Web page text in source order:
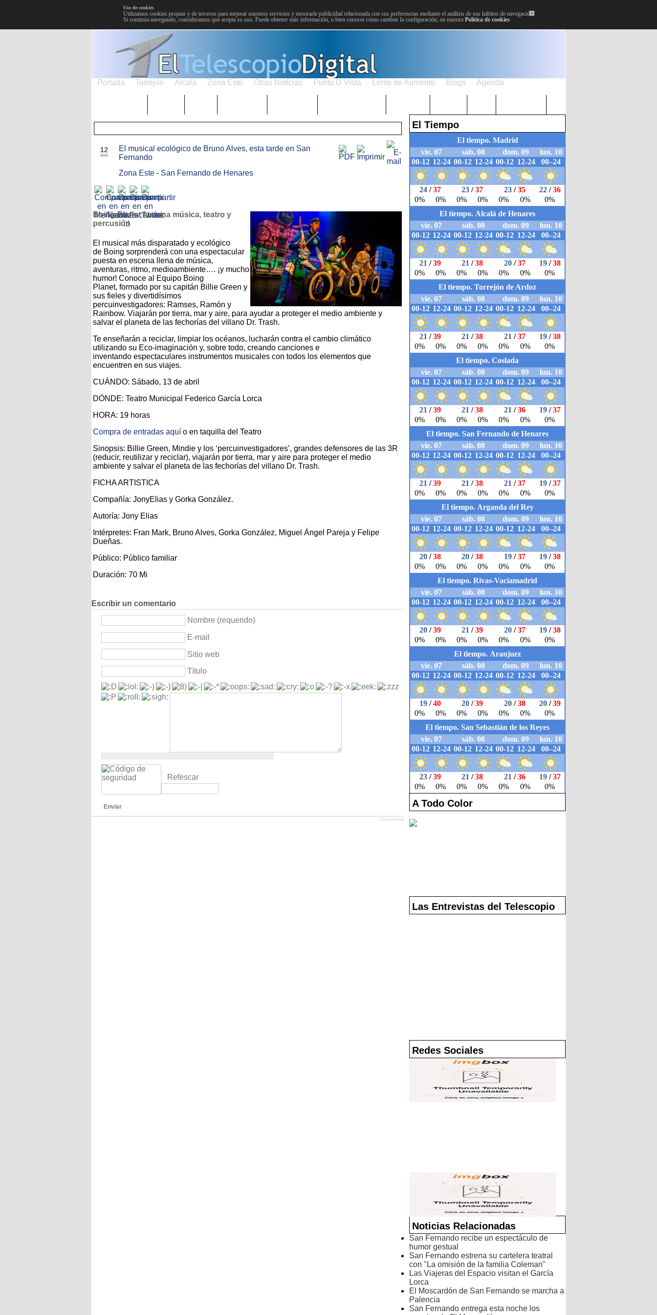
x
Uso de cookies
Utilizamos cookies propias y de terceros para mejorar nuestros servicios y mostrarle publicidad relacionada con sus preferencias mediante el análisis de sus hábitos de navegación.
Si continúa navegando, consideramos que acepta su uso. Puede obtener más información, o bien conocer cómo cambiar la configuración, en nuestra Política de cookies
Portada Torrejón Alcalá Zona Este Otras Noticias Punto D Vista Lente de Aumento Blogs Agenda
12
2024
El musical ecológico de Bruno Alves, esta tarde en San
Fernando
Zona Este - San Fernando de Henares
Boing Planet fusiona música, teatro y
percusión
El musical más disparatado y ecológico
de Boing sorprenderá con una espectacular
puesta en escena llena de música,
aventuras, ritmo, medioambiente…. ¡y mucho
humor! Conoce al Equipo Boing
Planet, formado por su capitán Billie Green y
sus fieles y divertidísimos
percuinvestigadores: Ramses, Ramón y
Rainbow. Viajarán por tierra, mar y aire, para ayudar a proteger el medio ambiente y
salvar el planeta de las fechorías del villano Dr. Trash.
Te enseñarán a reciclar, limpiar los océanos, lucharán contra el cambio climático
utilizando su Eco-imaginación y, sobre todo, creando canciones e
inventando espectaculares instrumentos musicales con todos los elementos que
encuentren en sus viajes.
CUÁNDO: Sábado, 13 de abril
DÓNDE: Teatro Municipal Federico García Lorca
HORA: 19 horas
Compra de entradas aquí o en taquilla del Teatro
Sinopsis: Billie Green, Mindie y los ‘percuinvestigadores’, grandes defensores de las 3R
(reducir, reutilizar y reciclar), viajarán por tierra, mar y aire para proteger el medio
ambiente y salvar el planeta de las fechorías del villano Dr. Trash.
FICHA ARTISTICA
Compañía: JonyElias y Gorka González.
Autoría: Jony Elias
Intérpretes: Fran Mark, Bruno Alves, Gorka González, Miguel Ángel Pareja y Felipe
Dueñas.
Público: Público familiar
Duración: 70 Mi
Escribir un comentario
Nombre (requerido)
E-mail
Sitio web
Título
Refescar
Enviar
JComments
El Tiempo
A Todo Color
Las Entrevistas del Telescopio
Redes Sociales
Noticias Relacionadas
San Fernando recibe un espectáculo de
humor gestual
San Fernando estrena su cartelera teatral
con "La omisión de la familia Coleman"
Las Viajeras del Espacio visitan el García
Lorca
El Moscardón de San Fernando se marcha a
Palencia
San Fernando entrega esta noche los